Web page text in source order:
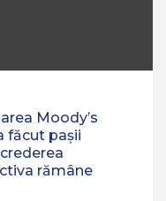
Moody’s
făcut pașii
rămâne